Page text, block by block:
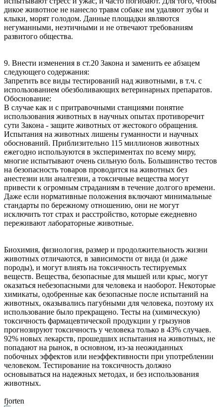
дикое животное не нанесло травм собаке им удаляют зубы и
клыки, морят голодом. Данные площадки являются
негуманными, неэтичными и не отвечают требованиям
развитого общества.
9. Внести изменения в ст.20 Закона и заменить ее абзацем
следующего содержания:
Запретить все виды тестирований над животными, в т.ч. с
использованием обезболивающих ветеринарных препаратов.
Обоснование:
В случае как и с притравочными станциями понятие
использования животных в научных опытах противоречит
сути Закона - защите животных от жестокого обращения.
Испытания на животных лишены гуманности и научных
обоснований. Приблизительно 115 миллионов животных
ежегодно используются в экспериментах по всему миру,
многие испытывают очень сильную боль. Большинство тестов
на безопасность товаров проводится на животных без
анестезии или аналгезии, а токсичные вещества могут
привести к огромным страданиям в течение долгого времени.
Даже если нормативные положения включают минимальные
стандарты по бережному отношению, они не могут
исключить тот страх и расстройство, которые ежедневно
переживают лабораторные животные.
Биохимия, физиология, размер и продолжительность жизни
животных отличаются, в зависимости от вида (и даже
породы), и могут влиять на токсичность тестируемых
веществ. Вещества, безопасные для мышей или крыс, могут
оказаться небезопасными для человека и наоборот. Некоторые
химикаты, одобренные как безопасные после испытаний на
животных, оказывались пагубными для человека, поэтому их
использование было прекращено. Тесты на (химическую)
токсичность фармацевтической продукции у грызунов
прогнозируют токсичность у человека только в 43% случаев.
92% новых лекарств, прошедших испытания на животных, не
попадают на рынок, в основном, из-за неожиданных
побочных эффектов или неэффективности при употреблении
человеком. Тестирование на токсичность должно
основываться на надежных методах, и без использования
животных.
fjorten